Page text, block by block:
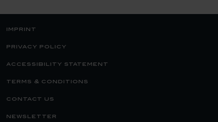
imprint
privacy policy
accessibility statement
terms & conditions
contact us
newsletter